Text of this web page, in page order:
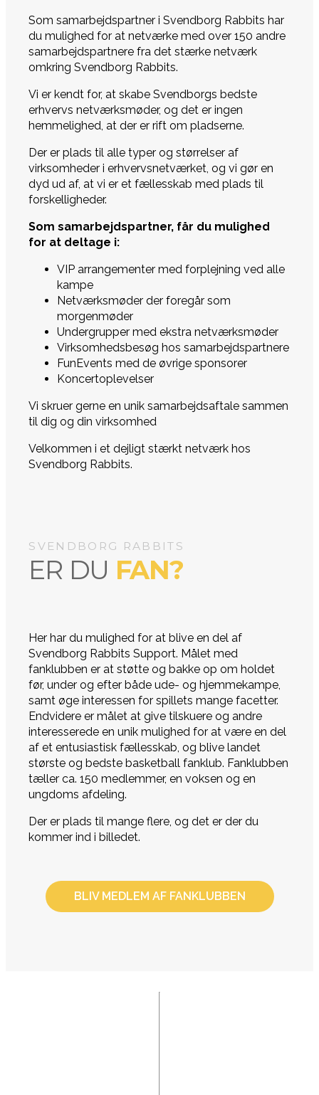
Som samarbejdspartner i Svendborg Rabbits har
du mulighed for at netværke med over 150 andre
samarbejdspartnere fra det stærke netværk
omkring Svendborg Rabbits.
Vi er kendt for, at skabe Svendborgs bedste
erhvervs netværksmøder, og det er ingen
hemmelighed, at der er rift om pladserne.
Der er plads til alle typer og størrelser af
virksomheder i erhvervsnetværket, og vi gør en
dyd ud af, at vi er et fællesskab med plads til
forskelligheder.
Som samarbejdspartner, får du mulighed
for at deltage i:
VIP arrangementer med forplejning ved alle
kampe
Netværksmøder der foregår som
morgenmøder
Undergrupper med ekstra netværksmøder
Virksomhedsbesøg hos samarbejdspartnere
FunEvents med de øvrige sponsorer
Koncertoplevelser
Vi skruer gerne en unik samarbejdsaftale sammen
til dig og din virksomhed
Velkommen i et dejligt stærkt netværk hos
Svendborg Rabbits.
SVENDBORG RABBITS
ER DU FAN?
Her har du mulighed for at blive en del af
Svendborg Rabbits Support. Målet med
fanklubben er at støtte og bakke op om holdet
før, under og efter både ude- og hjemmekampe,
samt øge interessen for spillets mange facetter.
Endvidere er målet at give tilskuere og andre
interesserede en unik mulighed for at være en del
af et entusiastisk fællesskab, og blive landet
største og bedste basketball fanklub. Fanklubben
tæller ca. 150 medlemmer, en voksen og en
ungdoms afdeling.
Der er plads til mange flere, og det er der du
kommer ind i billedet.
BLIV MEDLEM AF FANKLUBBEN